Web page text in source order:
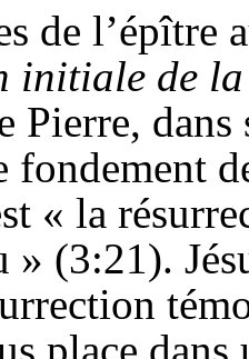
de
de la
Pierre,
fondement
« la
(3:21).